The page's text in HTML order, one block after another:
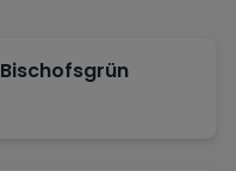
Bischofsgrün